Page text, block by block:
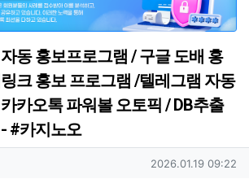
동 홍보프로그램 / 구글 도배 홍
크 홍보 프로그램 /텔레그램 자동
카오톡 파워볼 오토픽 / DB추출
#카지노오
작성일
2026.01.19 09:22